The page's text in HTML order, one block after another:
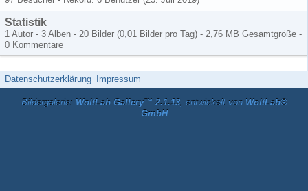
Statistik
1 Autor - 3 Alben - 20 Bilder (0,01 Bilder pro Tag) - 2,76 MB Gesamtgröße -
0 Kommentare
Datenschutzerklärung Impressum
Bildergalerie: WoltLab Gallery™ 2.1.13, entwickelt von WoltLab®
GmbH